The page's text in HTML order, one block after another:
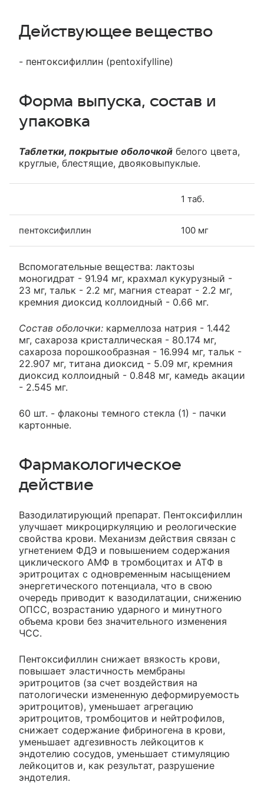
Действующее вещество
- пентоксифиллин (pentoxifylline)
Форма выпуска, состав и
упаковка
Таблетки, покрытые оболочкой белого цвета,
круглые, блестящие, двояковыпуклые.
1 таб.
пентоксифиллин 100 мг
Вспомогательные вещества: лактозы
моногидрат - 91.94 мг, крахмал кукурузный -
23 мг, тальк - 2.2 мг, магния стеарат - 2.2 мг,
кремния диоксид коллоидный - 0.66 мг.
Состав оболочки: кармеллоза натрия - 1.442
мг, сахароза кристаллическая - 80.174 мг,
сахароза порошкообразная - 16.994 мг, тальк -
22.907 мг, титана диоксид - 5.09 мг, кремния
диоксид коллоидный - 0.848 мг, камедь акации
- 2.545 мг.
60 шт. - флаконы темного стекла (1) - пачки
картонные.
Фармакологическое
действие
Вазодилатирующий препарат. Пентоксифиллин
улучшает микроциркуляцию и реологические
свойства крови. Механизм действия связан с
угнетением ФДЭ и повышением содержания
циклического АМФ в тромбоцитах и АТФ в
эритроцитах с одновременным насыщением
энергетического потенциала, что в свою
очередь приводит к вазодилатации, снижению
ОПСС, возрастанию ударного и минутного
объема крови без значительного изменения
ЧСС.
Пентоксифиллин снижает вязкость крови,
повышает эластичность мембраны
эритроцитов (за счет воздействия на
патологически измененную деформируемость
эритроцитов), уменьшает агрегацию
эритроцитов, тромбоцитов и нейтрофилов,
снижает содержание фибриногена в крови,
уменьшает адгезивность лейкоцитов к
эндотелию сосудов, уменьшает стимуляцию
лейкоцитов и, как результат, разрушение
эндотелия.